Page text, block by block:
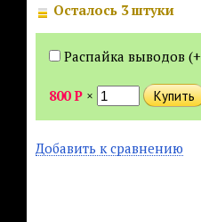
Осталось 3 штуки
Распайка выводов (+
800Р ×
Добавить к сравнению